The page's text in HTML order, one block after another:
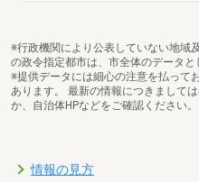
※行政機関により公表していない地域
の政令指定都市は、市全体のデータと
※提供データには細心の注意を払って
あります。 最新の情報につきまして
か、自治体HPなどをご確認ください。
情報の見方